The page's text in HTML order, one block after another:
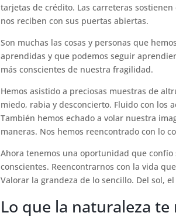
tarjetas de crédito. Las carreteras
nos reciben con sus puertas abiertas.
Son muchas las cosas y personas que
aprendidas y que podemos seguir
más conscientes de nuestra fragilidad.
Hemos asistido a preciosas muestras de
miedo, rabia y desconcierto. Fluido con los
También hemos echado a volar nuestra
maneras. Nos hemos reencontrado con lo
Ahora tenemos una oportunidad que
conscientes. Reencontrarnos con la vida
Valorar la grandeza de lo sencillo. Del sol,
Lo que la naturaleza te